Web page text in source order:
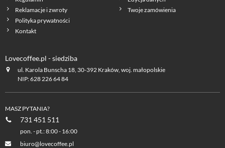
Reklamacje i zwroty
Polityka prywatności
Kontakt
Twoje zamówienia
Lovecoffee.pl - siedziba
ul. Karola Bunscha 18, 30-392 Kraków, woj. małopolskie
NIP: 628 226 64 84
MASZ PYTANIA?
731 451 511
pon. - pt.: 8:00 - 16:00
biuro@lovecoffee.pl